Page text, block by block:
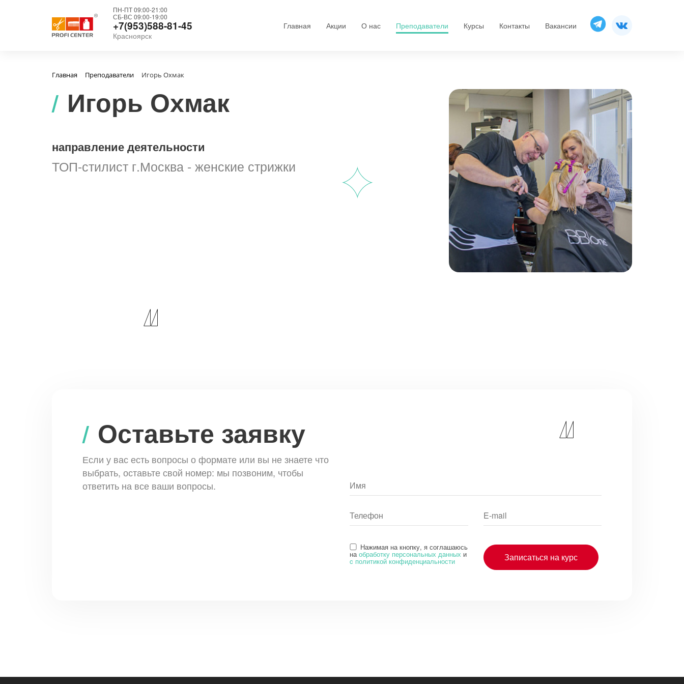
Главная Преподаватели Игорь Охмак
Игорь Охмак
направление деятельности
ТОП-стилист г.Москва - женские стрижки
Оставьте заявку
Если у вас есть вопросы о формате или вы не знаете что
выбрать, оставьте свой номер: мы позвоним, чтобы
ответить на все ваши вопросы.
Нажимая на кнопку, я соглашаюсь
наобработку персональных данных и
c политикой конфиденциальности Записаться на курс
ПН-ПТ 09:00-21:00
СБ-ВС 09:00-19:00
+7(953)588-81-45
Красноярск
Главная Акции О нас Преподаватели Курсы Контакты Вакансии